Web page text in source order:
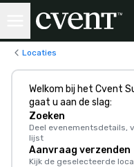
Locaties
Welkom bij het Cvent
gaat u aan de slag:
Zoeken
Deel evenementsdetails,
lijst
Aanvraag verzenden
Kijk de geselecteerde